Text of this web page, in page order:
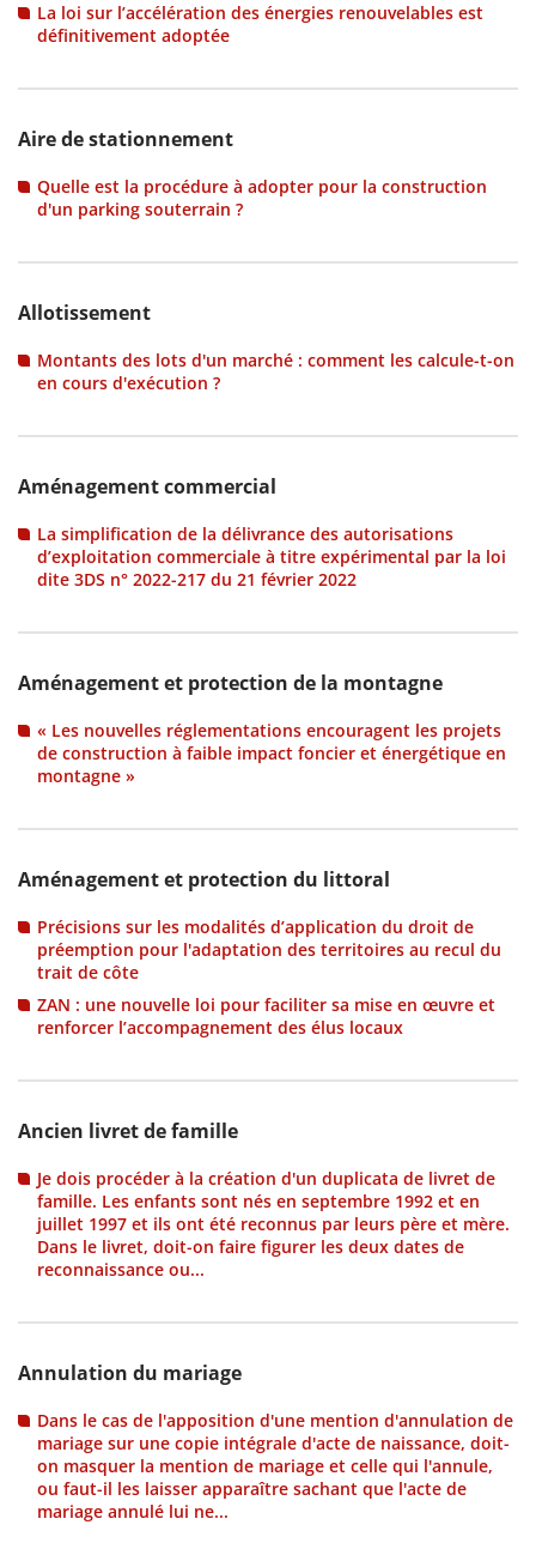
La loi sur l’accélération des énergies renouvelables est
définitivement adoptée
Aire de stationnement
Quelle est la procédure à adopter pour la construction
d'un parking souterrain ?
Allotissement
Montants des lots d'un marché : comment les calcule-t-on
en cours d'exécution ?
Aménagement commercial
La simplification de la délivrance des autorisations
d’exploitation commerciale à titre expérimental par la loi
dite 3DS n° 2022-217 du 21 février 2022
Aménagement et protection de la montagne
« Les nouvelles réglementations encouragent les projets
de construction à faible impact foncier et énergétique en
montagne »
Aménagement et protection du littoral
Précisions sur les modalités d’application du droit de
préemption pour l'adaptation des territoires au recul du
trait de côte
ZAN : une nouvelle loi pour faciliter sa mise en œuvre et
renforcer l’accompagnement des élus locaux
Ancien livret de famille
Je dois procéder à la création d'un duplicata de livret de
famille. Les enfants sont nés en septembre 1992 et en
juillet 1997 et ils ont été reconnus par leurs père et mère.
Dans le livret, doit-on faire figurer les deux dates de
reconnaissance ou...
Annulation du mariage
Dans le cas de l'apposition d'une mention d'annulation de
mariage sur une copie intégrale d'acte de naissance, doit-
on masquer la mention de mariage et celle qui l'annule,
ou faut-il les laisser apparaître sachant que l'acte de
mariage annulé lui ne...